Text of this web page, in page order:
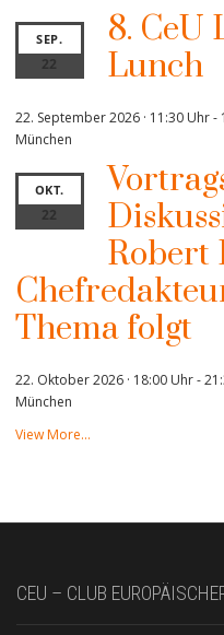
SEP.
22
8. CeU
Lunch
22. September 2026 · 11:30 Uhr-
München
OKT.
22
Robert
Thema folgt
22. Oktober 2026 · 18:00 Uhr-
München
View More…
CEU – CLUB